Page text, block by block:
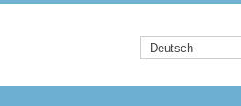
Deutsch